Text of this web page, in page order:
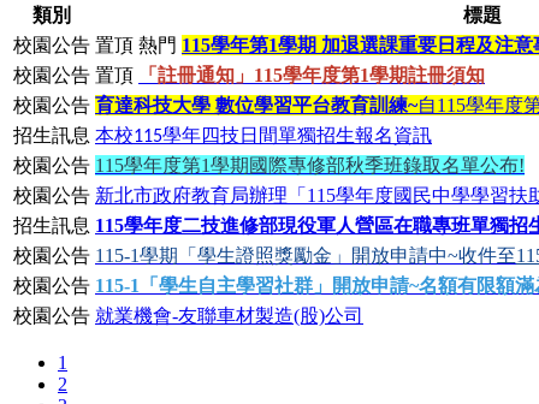
類別
標題
校園公告 置頂 熱門 115學年第1學期 加退選課重要日程及注意
校園公告 置頂 「註冊通知」 115學年度第1學期註冊須知
校園公告 育達科技大學 數位學習平台教育訓練~自115學年度
招生訊息 本校115學年四技日間單獨招生報名資訊
校園公告 115學年度第1學期國際專修部秋季班錄取名單公布!
校園公告 新北市政府教育局辦理「115學年度國民中學學習扶
招生訊息 115學年度二技進修部現役軍人營區在職專班單獨招
校園公告 115-1學期 「 學生證照獎勵金 」 開放申請中~收件至
校園公告 115-1「學生自主學習社群」開放申請~名額有限額滿
校園公告 就業機會-友聯車材製造(股)公司
1
2